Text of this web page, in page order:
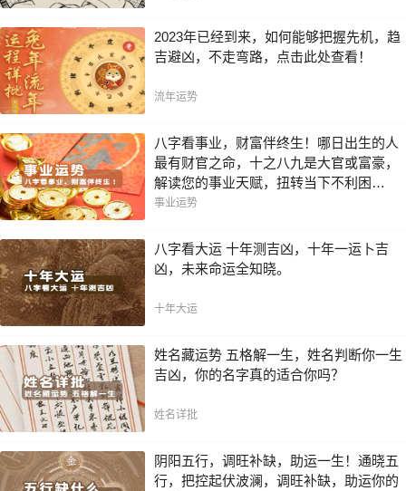
2023年已经到来，如何能够把握先机，趋
吉避凶，不走弯路，点击此处查看！
流年运势
八字看事业，财富伴终生！哪日出生的人
最有财官之命，十之八九是大官或富豪，
解读您的事业天赋，扭转当下不利困
局！！
事业运势
八字看大运 十年测吉凶，十年一运卜吉
凶，未来命运全知晓。
十年大运
姓名藏运势 五格解一生，姓名判断你一生
吉凶，你的名字真的适合你吗？
姓名详批
阴阳五行，调旺补缺，助运一生！通晓五
行，把控起伏波澜，调旺补缺，助运你的